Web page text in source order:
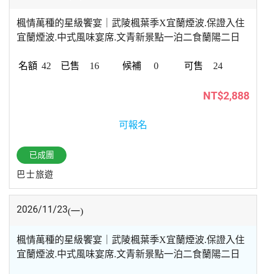
楓情萬種的星級饗宴｜武陵楓葉季X宜蘭煙波.保證入住
宜蘭煙波.中式風味宴席.文青新景點一泊二食蘭陽二日
42 16 0 24
NT$2,888
可報名
已成團
巴士旅遊
2026/11/23(一)
楓情萬種的星級饗宴｜武陵楓葉季X宜蘭煙波.保證入住
宜蘭煙波.中式風味宴席.文青新景點一泊二食蘭陽二日